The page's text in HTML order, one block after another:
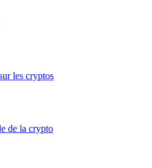
les cryptos
de la crypto